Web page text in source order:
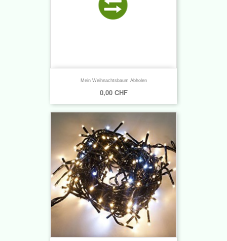
Mein Weihnachtsbaum Abholen
0,00 CHF